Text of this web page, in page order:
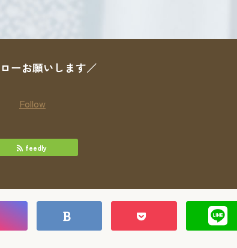
ーお願いします／
Follow
feedly